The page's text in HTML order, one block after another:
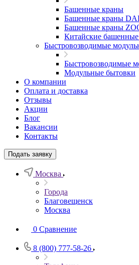
Башенные краны
Башенные краны
Башенные краны
Китайские
Быстровозводимые
Быстровозводимые
Модульные бытовки
О компании
Оплата и доставка
Отзывы
Акции
Блог
Вакансии
Контакты
Подать заявку
Москва
Города
Благовещенск
Москва
0 Сравнение
8 (800) 777-58-26